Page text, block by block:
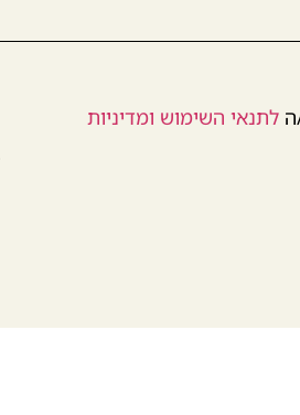
לתנאי השימוש ומדיניות